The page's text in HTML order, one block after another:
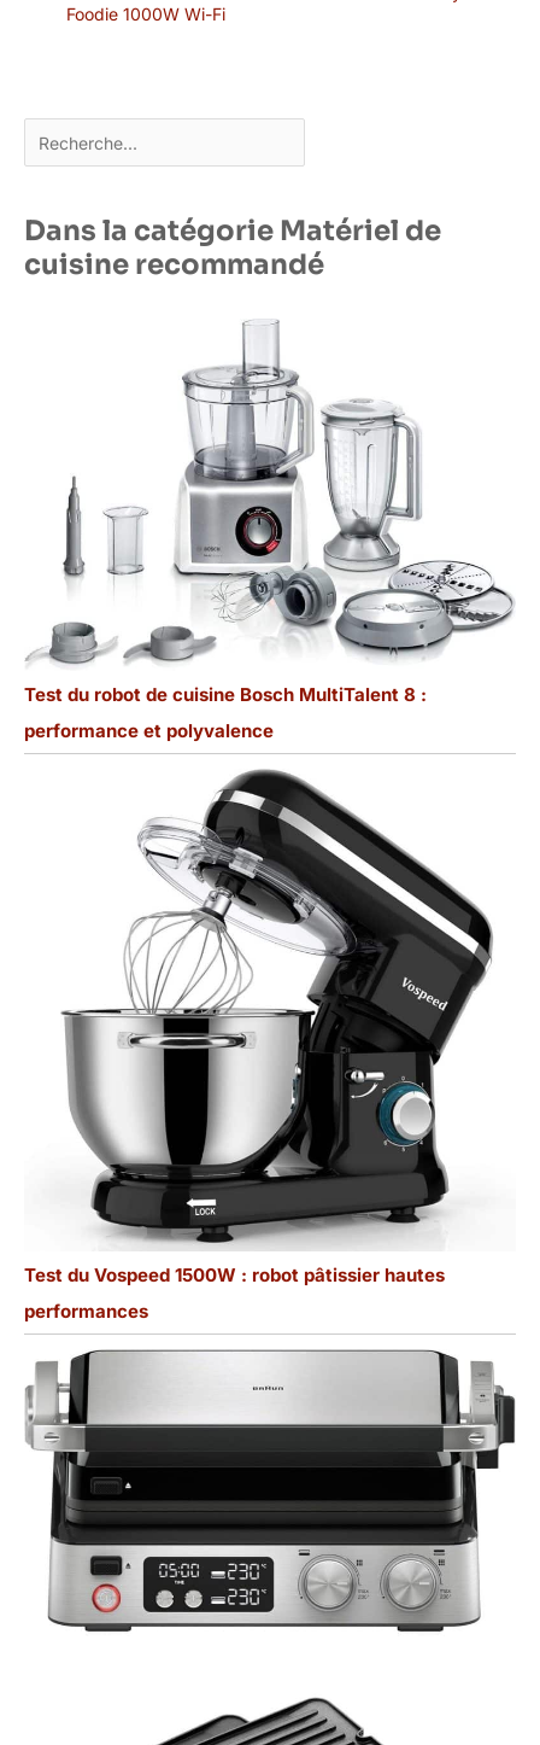
Foodie 1000W Wi-Fi
Rechercher
Dans la catégorie Matériel de
cuisine recommandé
Test du robot de cuisine Bosch MultiTalent 8 :
performance et polyvalence
Test du Vospeed 1500W : robot pâtissier hautes
performances